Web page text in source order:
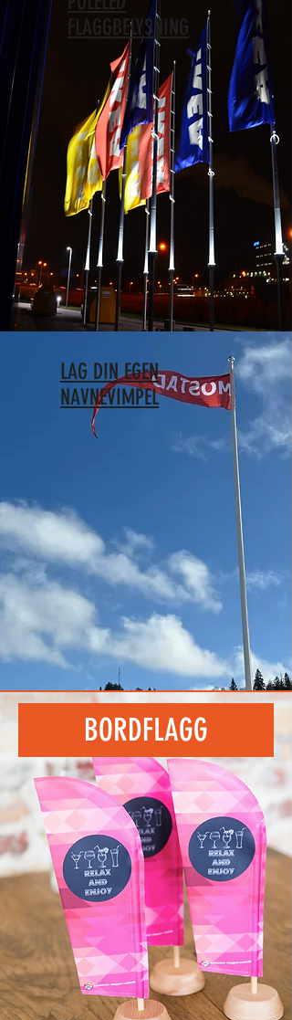
FLAGGBELYSNING
LAG DIN EGEN
NAVNEVIMPEL
BORDFLAGG